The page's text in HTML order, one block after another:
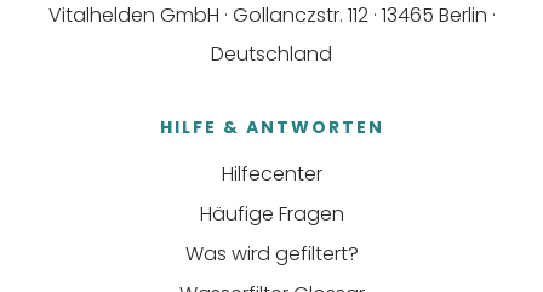
Vitalhelden GmbH · Gollanczstr. 112 · 13465 Berlin ·
Deutschland
HILFE & ANTWORTEN
Hilfecenter
Häufige Fragen
Was wird gefiltert?